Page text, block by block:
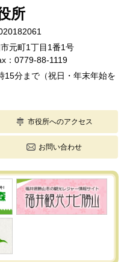
所
元町1丁目1番1号
：0779-88-1119
分まで（祝日・年末年始を
市役所へのアクセス
お問い合わせ